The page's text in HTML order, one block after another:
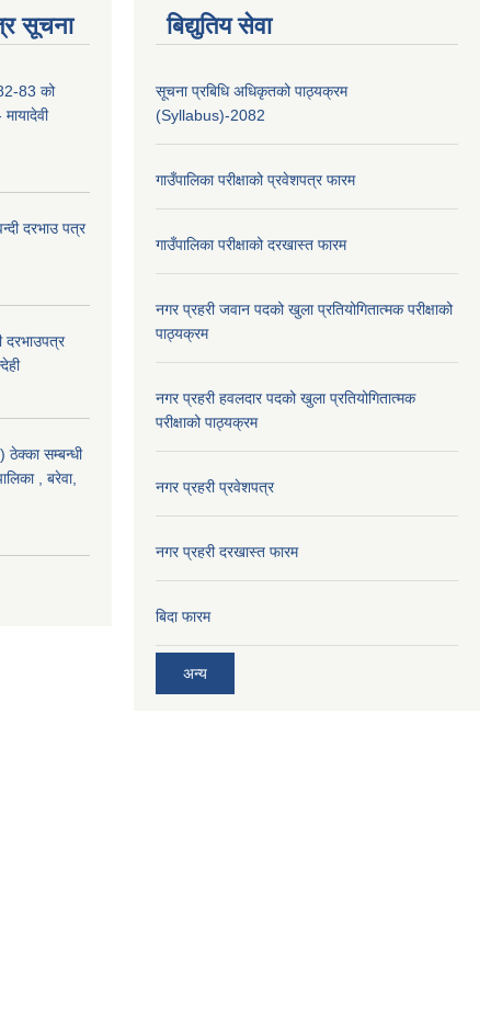
सूचना
83 को
दरभाउ पत्र
दरभाउपत्र
ठेक्का सम्बन्धी
, बरेवा,
बिद्युतिय सेवा
सूचना प्रबिधि अधिकृतको पाठ्यक्रम
(Syllabus)-2082
गाउँपालिका परीक्षाको प्रवेशपत्र फारम
गाउँपालिका परीक्षाको दरखास्त फारम
नगर प्रहरी जवान पदको खुला प्रतियोगितात्मक परीक्षाको
पाठ्यक्रम
नगर प्रहरी हवलदार पदको खुला प्रतियोगितात्मक
परीक्षाको पाठ्यक्रम
नगर प्रहरी प्रवेशपत्र
नगर प्रहरी दरखास्त फारम
बिदा फारम
अन्य